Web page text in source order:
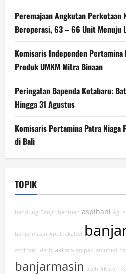
Peremajaan Angkutan Perkotaan
Beroperasi, 63 – 66 Unit Menuju
Komisaris Independen Pertamina
Produk UMKM Mitra Binaan
Peringatan Bapenda Kotabaru:
Hingga 31 Agustus
Komisaris Pertamina Patra Niaga
di Bali
TOPIK
bandung Banjir bantuan aspihani
bahjarmasin #poldakalsel
aspihani ideris aktivis ampah amuntai
banjarmasin aceh #Kadin